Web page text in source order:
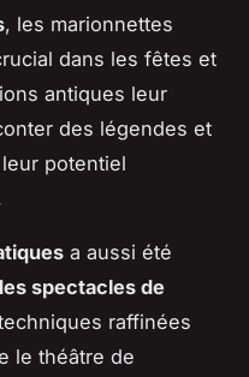
, les marionnettes
dans les fêtes et
antiques leur
des légendes et
potentiel
a aussi été
spectacles de
raffinées
le théâtre de